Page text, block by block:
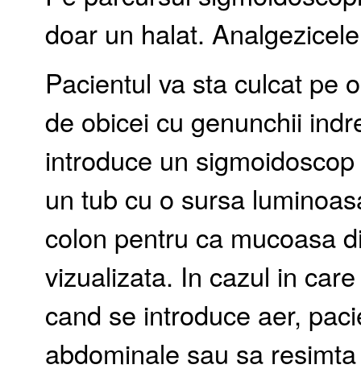
doar un halat.
Pacientul va sta culcat pe
de obicei cu genunchii
introduce un
un tub cu o sursa
colon pentru ca mucoasa
vizualizata. In cazul in
cand se introduce aer,
abdominale sau sa